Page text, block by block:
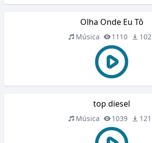
Olha Onde Eu Tô
Música 1110 102
top diesel
Música 1039 121